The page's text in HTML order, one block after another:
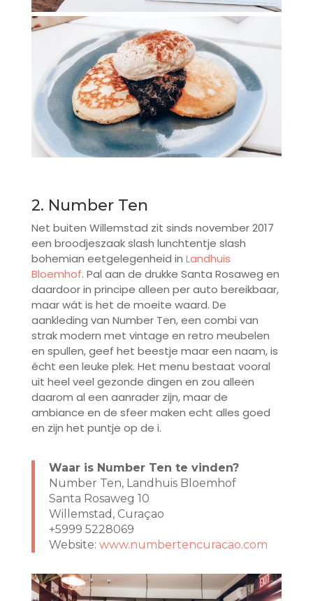
2. Number Ten
Net buiten Willemstad zit sinds november 2017
een broodjeszaak slash lunchtentje slash
bohemian eetgelegenheid in Landhuis
Bloemhof. Pal aan de drukke Santa Rosaweg en
daardoor in principe alleen per auto bereikbaar,
maar wát is het de moeite waard. De
aankleding van Number Ten, een combi van
strak modern met vintage en retro meubelen
en spullen, geef het beestje maar een naam, is
écht een leuke plek. Het menu bestaat vooral
uit heel veel gezonde dingen en zou alleen
daarom al een aanrader zijn, maar de
ambiance en de sfeer maken echt alles goed
en zijn het puntje op de i.
Waar is Number Ten te vinden?
Number Ten, Landhuis Bloemhof
Santa Rosaweg 10
Willemstad, Curaçao
+5999 5228069
Website: www.numbertencuracao.com